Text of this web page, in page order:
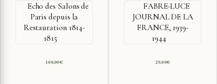
Echo des Salons de
Paris depuis la
Restauration 1814-
1815
100,00€
FABRE-LUCE
JOURNAL DE LA
FRANCE, 1939-
1944
29,00€